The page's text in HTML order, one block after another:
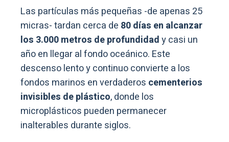
Las partículas más pequeñas -de apenas 25
micras- tardan cerca de 80 días en alcanzar
los 3.000 metros de profundidady casi un
año en llegar al fondo oceánico. Este
descenso lento y continuo convierte a los
fondos marinos en verdaderos cementerios
invisibles de plástico, donde los
microplásticos pueden permanecer
inalterables durante siglos.